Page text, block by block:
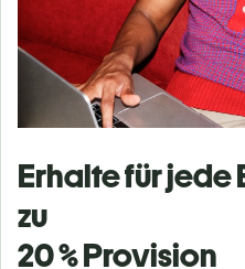
Erhalte für jede
zu
20 % Provision